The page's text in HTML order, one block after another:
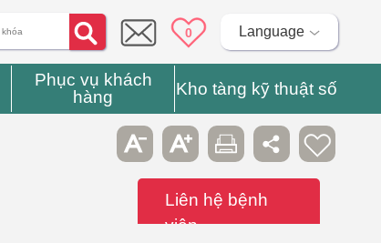
0 Language
Phục vụ khách
hàng
Kho tàng kỹ thuật số
Liên hệ bệnh
viện